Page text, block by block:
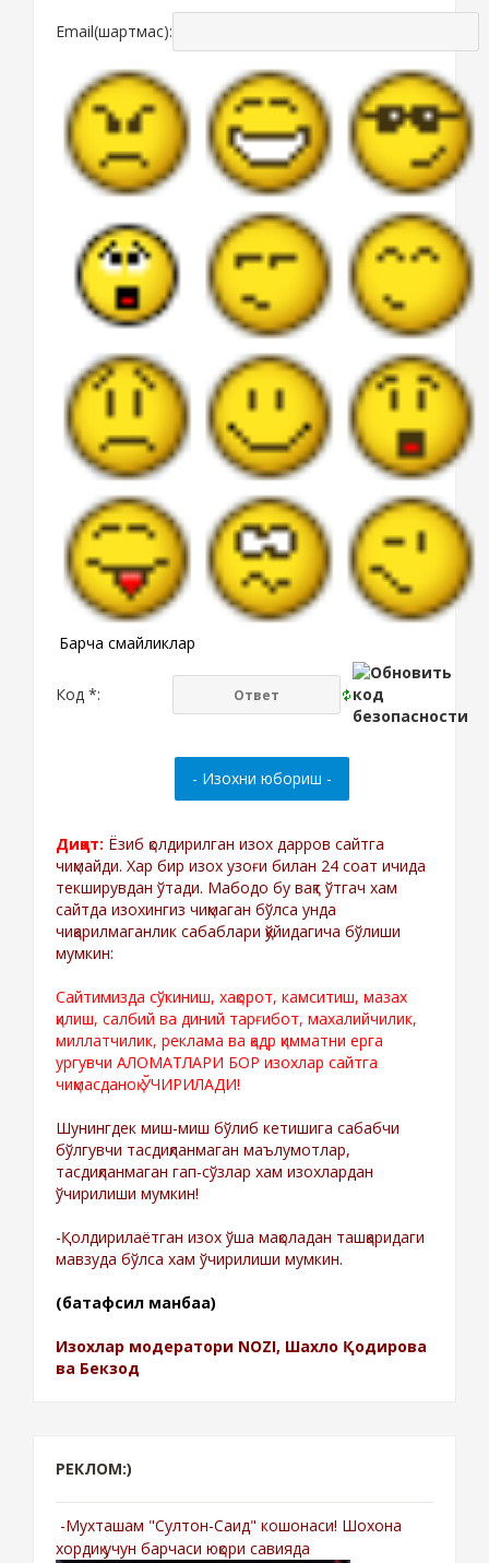
Email(шартмас):
Барча смайликлар
Код *:
Диққат: Ёзиб қолдирилган изох дарров сайтга
чиқмайди. Хар бир изох узоғи билан 24 соат ичида
текширувдан ўтади. Мабодо бу вақт ўтгач хам
сайтда изохингиз чиқмаган бўлса унда
чиқарилмаганлик сабаблари қўйидагича бўлиши
мумкин:
Сайтимизда сўкиниш, хақорот, камситиш, мазах
қилиш, салбий ва диний тарғибот, махалийчилик,
миллатчилик, реклама ва қадр қимматни ерга
ургувчи АЛОМАТЛАРИ БОР изохлар сайтга
чиқмасданоқ ЎЧИРИЛАДИ!
Шунингдек миш-миш бўлиб кетишига сабабчи
бўлгувчи тасдиқланмаган маълумотлар,
тасдиқланмаган гап-сўзлар хам изохлардан
ўчирилиши мумкин!
-Қолдирилаётган изох ўша мақоладан ташқаридаги
мавзуда бўлса хам ўчирилиши мумкин.
(батафсил манбаа)
Изохлар модератори NOZI, Шахло Қодирова
ва Бекзод
РЕКЛОМ:)
-Мухташам "Султон-Саид" кошонаси! Шохона
хордиқ учун барчаси юқори савияда